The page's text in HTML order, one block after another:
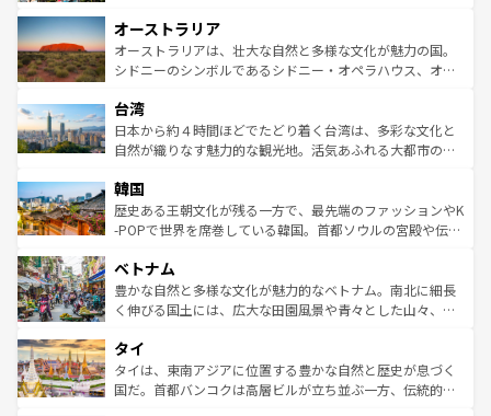
部のニューオーリンズでは、音楽と美食が融合した独特の
文化が魅力。旅行者はアメリカの各地域で異なる魅力を楽
しみながら、その多様性と豊かな歴史を感じることができ
ならではの贅沢な旅のスタイルだ。 なお、新着のアメリカ
情報はコンテンツ一覧を参照してほしい。
ワイ島は見逃せない。また、定番の観光地といえばオアフ
島だが、静かな自然を求めるならマウイ島やカウアイ島が
おすすめ。エメラルドグリーンに輝く海をはじめ、豊かな
れるおもてなしの心で訪れる人々を迎えてくれるハワイの
人々、おいしいローカルフードやハワイアンミュージッ
ク、伝統的なフラダンスなど、すべてがハワイの魅力を彩
ワイを、存分に味わってほしい。 なお、新着のハワイ情報
はコンテンツ一覧を参照してほしい。
オーストラリア
オーストラリアは、壮大な自然と多様な文化が魅力の国。
シドニーのシンボルであるシドニー・オペラハウス、オー
リアリーフや大陸中央部にそびえるウルル（エアーズロッ
ク）、タスマニアの美しい原生林やケアンズの熱帯雨林な
ど、見どころがたくさん。また、カフェやワイン、オージ
いる。アクティビティも充実しており、サーフィンやダイ
ビング、ハイキングなど、アウトドア好きにはたまらな
い。オーストラリアの多彩な魅力を存分に味わいつくそ
参照してほしい。
台湾
日本から約４時間ほどでたどり着く台湾は、多彩な文化と
自然が織りなす魅力的な観光地。活気あふれる大都市の台
ン）、静ひつな山岳地帯である台湾東部など、都市の喧騒
と山間の静けさが共存しており、訪れる人に新しい発見と
驚きをもたらしてくれる。また、奥深い台湾の食文化も魅
容にもいいと評判のスイーツなど、バラエティ豊かな料理
が味わえる。 なお、新着の台湾情報は コンテンツ一覧を参
照してほしい。
韓国
歴史ある王朝文化が残る一方で、最先端のファッションやK
-POPで世界を席巻している韓国。首都ソウルの宮殿や伝統
き、地方に足を延ばせば四季折々の自然美を楽しむことが
できる。そして、キムチや焼肉、絶品のストリートフード
まで、さまざまな韓国料理が待っている。夜には、韓国な
リティに包まれながら、韓国の多彩な魅力を心ゆくまで味
わってみてほしい。 なお、新着の韓国情報はコンテンツ一
覧を参照してほしい。
ベトナム
豊かな自然と多様な文化が魅力的なベトナム。南北に細長
く伸びる国土には、広大な田園風景や青々とした山々、世
急速な発展と共に伝統が息づく。ハノイの古い町並みやホ
ーチミン市のフランス統治時代の建物も、独特の雰囲気を
醸し出している。また、バラエティの豊かさとおいしさで
タイ
タイは、東南アジアに位置する豊かな自然と歴史が息づく
国だ。首都バンコクは高層ビルが立ち並ぶ一方、伝統的な